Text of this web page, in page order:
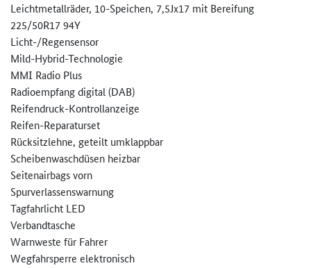
Leichtmetallräder, 10-Speichen, 7,5Jx17 mit Bereifung
225/50R17 94Y
Licht-/Regensensor
Mild-Hybrid-Technologie
MMI Radio Plus
Radioempfang digital (DAB)
Reifendruck-Kontrollanzeige
Reifen-Reparaturset
Rücksitzlehne, geteilt umklappbar
Scheibenwaschdüsen heizbar
Seitenairbags vorn
Spurverlassenswarnung
Tagfahrlicht LED
Verbandtasche
Warnweste für Fahrer
Wegfahrsperre elektronisch